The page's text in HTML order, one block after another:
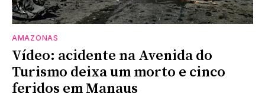
AMAZONAS
Vídeo: acidente na Avenida do
Turismo deixa um morto e cinco
feridos em Manaus